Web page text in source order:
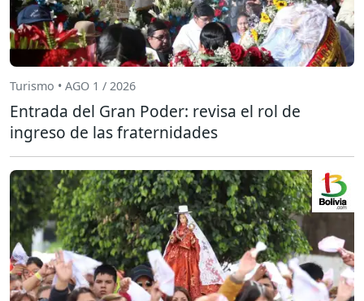
Turismo • AGO 1 / 2026
Entrada del Gran Poder: revisa el rol de
ingreso de las fraternidades